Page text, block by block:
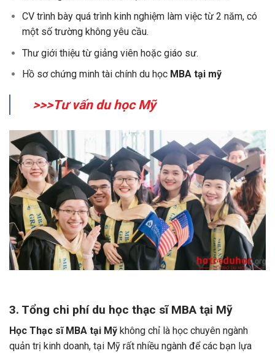
CV trình bày quá trình kinh nghiệm làm việc từ 2 năm, có
một số trường không yêu cầu.
Thư giới thiệu từ giảng viên hoặc giáo sư.
Hồ sơ chứng minh tài chính du học MBA tại mỹ
>>>Tư vấn du học Mỹ
3. Tổng chi phí du học thạc sĩ MBA tại Mỹ
Học Thạc sĩ MBA tại Mỹ không chỉ là học chuyên ngành
quản trị kinh doanh, tại Mỹ rất nhiều ngành để các bạn lựa